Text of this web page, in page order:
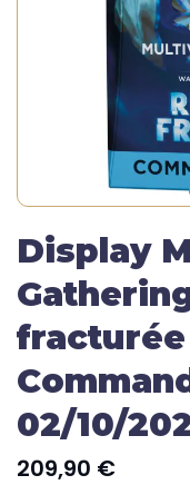
Display
02/10/
209,90 €